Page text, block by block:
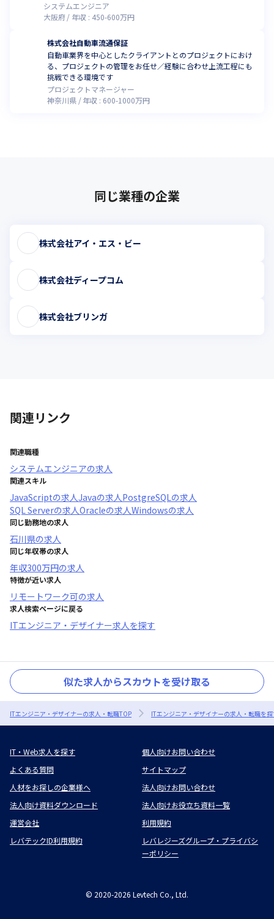
システムエンジニア
大阪府
年収 : 450-600万円
株式会社自動車流通保証
自動車業界を中心としたクライアントとのプロジェクトにおけ
る、プロジェクトの管理をお任せ／経験に合わせ上流工程にも
挑戦できる環境です
プロジェクトマネージャー
神奈川県
年収 : 600-1000万円
同じ業種の企業
株式会社アイ・エス・ビー
株式会社ディープコム
株式会社ブリンガ
関連リンク
関連職種
システムエンジニアの求人
関連スキル
JavaScriptの求人Javaの求人PostgreSQLの求人
SQL Serverの求人Oracleの求人Windowsの求人
同じ勤務地の求人
石川県の求人
同じ年収帯の求人
年収300万円の求人
特徴が近い求人
リモートワーク可の求人
求人検索ページに戻る
ITエンジニア・デザイナー求人を探す
似た求人からスカウトを受け取る
ITエンジニア・デザイナーの求人・転職TOP ITエンジニア・デザイナーの求人・転職を
IT・Web求人を探す
個人向けお問い合わせ
よくある質問
サイトマップ
人材をお探しの企業様へ
法人向けお問い合わせ
法人向け資料ダウンロード
法人向けお役立ち資料一覧
運営会社
利用規約
レバテックID利用規約
レバレジーズグループ・プライバシ
ーポリシー
© 2020-2026 Levtech Co., Ltd.